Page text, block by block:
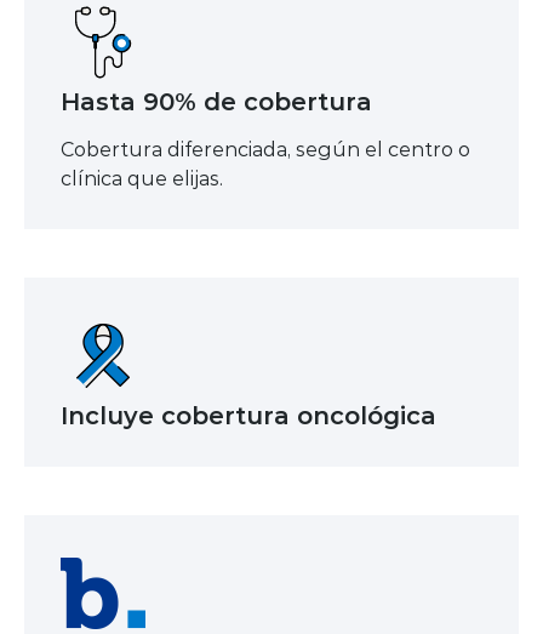
Hasta 90% de cobertura
Cobertura diferenciada, según el centro o
clínica que elijas.
Incluye cobertura oncológica